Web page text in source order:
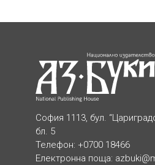
София 1113, бул.
бл. 5
Телефон: +0700 18466
Електронна поща: